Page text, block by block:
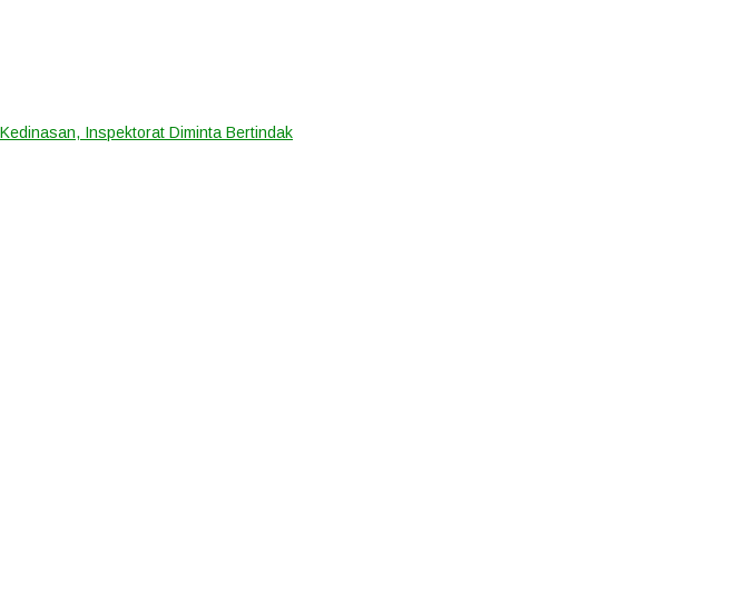
Inspektorat Diminta Bertindak